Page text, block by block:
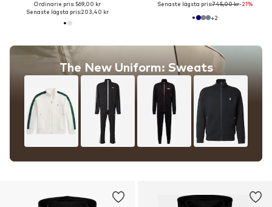
Ordinarie pris: 569,00 kr
Senaste lägsta pris:203,40 kr
The New Uniform: Sweats
Senaste lägsta pris:745,00 kr-21%
+2